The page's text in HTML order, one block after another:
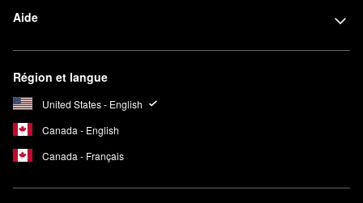
Aide
Région et langue
United States - English
Canada - English
Canada - Français